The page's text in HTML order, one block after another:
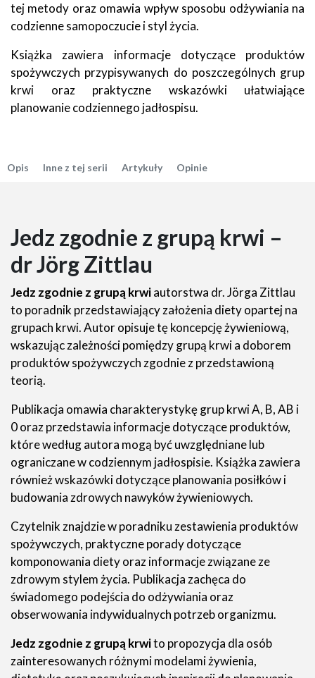
tej metody oraz omawia wpływ sposobu odżywiania na
codzienne samopoczucie i styl życia.
Książka zawiera informacje dotyczące produktów
spożywczych przypisywanych do poszczególnych grup
krwi oraz praktyczne wskazówki ułatwiające
planowanie codziennego jadłospisu.
Opis Inne z tej serii Artykuły Opinie
Jedz zgodnie z grupą krwi –
dr Jörg Zittlau
Jedz zgodnie z grupą krwiautorstwa dr. Jörga Zittlau
to poradnik przedstawiający założenia diety opartej na
grupach krwi. Autor opisuje tę koncepcję żywieniową,
wskazując zależności pomiędzy grupą krwi a doborem
produktów spożywczych zgodnie z przedstawioną
teorią.
Publikacja omawia charakterystykę grup krwi A, B, AB i
0 oraz przedstawia informacje dotyczące produktów,
które według autora mogą być uwzględniane lub
ograniczane w codziennym jadłospisie. Książka zawiera
również wskazówki dotyczące planowania posiłków i
budowania zdrowych nawyków żywieniowych.
Czytelnik znajdzie w poradniku zestawienia produktów
spożywczych, praktyczne porady dotyczące
komponowania diety oraz informacje związane ze
zdrowym stylem życia. Publikacja zachęca do
świadomego podejścia do odżywiania oraz
obserwowania indywidualnych potrzeb organizmu.
Jedz zgodnie z grupą krwito propozycja dla osób
zainteresowanych różnymi modelami żywienia,